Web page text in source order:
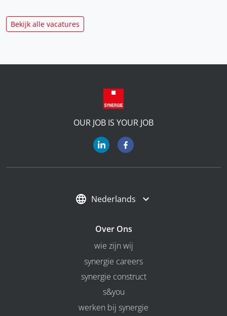
Bekijk alle vacatures
OUR JOB IS YOUR JOB
Nederlands
Over Ons
wie zijn wij
synergie careers
synergie construct
s&you
werken bij synergie